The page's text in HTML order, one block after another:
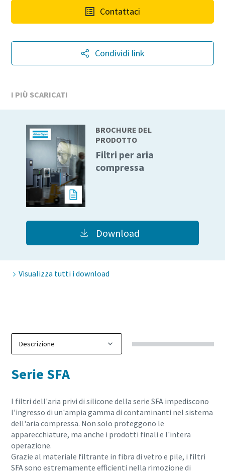
Contattaci
Condividi link
I PIÙ SCARICATI
BROCHURE DEL
PRODOTTO
Filtri per aria
compressa
Download
Visualizza tutti i download
Serie SFA
I filtri dell'aria privi di silicone della serie SFA impediscono
l'ingresso di un'ampia gamma di contaminanti nel sistema
dell'aria compressa. Non solo proteggono le
apparecchiature, ma anche i prodotti finali e l'intera
operazione.
Grazie al materiale filtrante in fibra di vetro e pile, i filtri
SFA sono estremamente efficienti nella rimozione di